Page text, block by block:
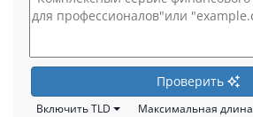
Проверить
Включить TLD
Максимальная длина